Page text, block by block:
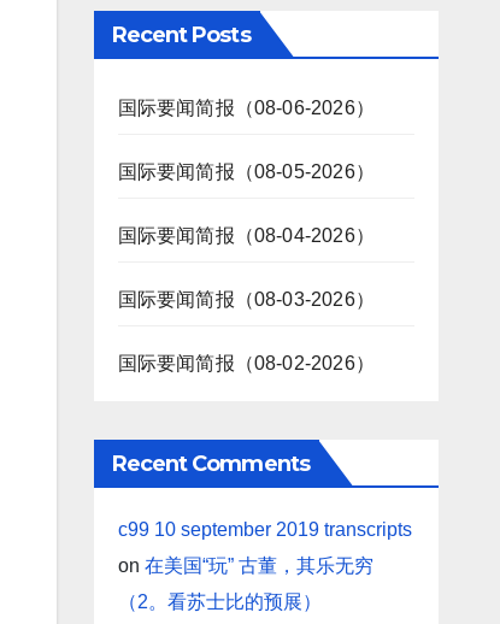
Recent Posts
国际要闻简报（08-06-2026）
国际要闻简报（08-05-2026）
国际要闻简报（08-04-2026）
国际要闻简报（08-03-2026）
国际要闻简报（08-02-2026）
Recent Comments
c99 10 september 2019 transcripts
on 在美国“玩” 古董，其乐无穷
（2。看苏士比的预展）